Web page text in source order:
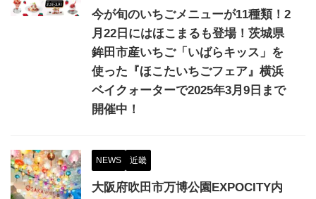
今が旬のいちごメニューが11種類！2
月22日にはほこまるも登場！茨城県
鉾田市産いちご「いばらキッス」を
使った『ほこたいちごフェア』横浜
ベイクォーターで2025年3月9日まで
開催中！
NEWS 近畿
大阪府吹田市万博公園EXPOCITY内